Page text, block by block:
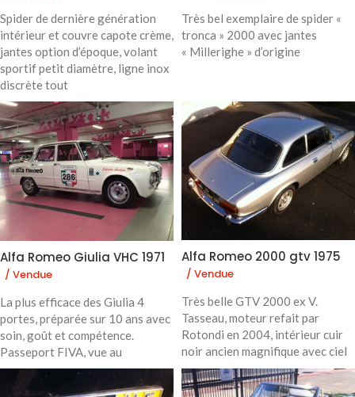
Spider de dernière génération
intérieur et couvre capote crème,
jantes option d’époque, volant
sportif petit diamètre, ligne inox
discrète tout
Très bel exemplaire de spider «
tronca » 2000 avec jantes
« Millerighe » d’origine
Alfa Romeo Giulia VHC 1971
/ Vendue
La plus efficace des Giulia 4
portes, préparée sur 10 ans avec
soin, goût et compétence.
Passeport FIVA, vue au
Alfa Romeo 2000 gtv 1975
/ Vendue
Très belle GTV 2000 ex V.
Tasseau, moteur refait par
Rotondi en 2004, intérieur cuir
noir ancien magnifique avec ciel